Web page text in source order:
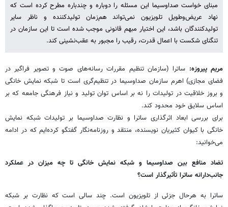
مبنای خواست صداوسیما این مسئله را دوباره و چندباره مطرح کرده است که
نهاد عریض‌وطویل تلویزیون نمی‌تواند هم‌زمان تولیدکننده و ناظر سایر
تولیدکنندگان باشد، این اختیار مبهم قانونی موجب شده است تا این سازمان در
تنگنای شکست با اعمال قدرت، رقیب را مجبور به عقب‌نشینی کند.
مریم پیروزه: ساترا (سازمان تنظیم مقررات رسانه‌های صوت و تصویر فراگیر در
فضای مجازی) اهرم سازمان صداوسیما در تنظیم‌گری است تا شبکه نمایش خانگی
و بروز خلاقیت در تولیدات را نه بر اساس توان تولید و نیاز فرهنگی جامعه که بر
اساس سلایق خود محدود کند.
برای بررسی ابعاد اثرگذاری ساترا و نظارت صداوسیما بر تولیدات شبکه نمایش
خانگی با کیوان کثیریان نویسنده، منتقد و روزنامه‌نگار گفتگو کرده‌ایم که در ادامه
می‌خوانید:
تضاد منافع بین صداوسیما و شبکه نمایش خانگی تا چه میزان در عملکرد
جانب‌دارانه ساترا تأثیرگذار است؟
ساترا به هرحال جزئی از تلویزیون است. چند سالی است که نظارت بر شبکه